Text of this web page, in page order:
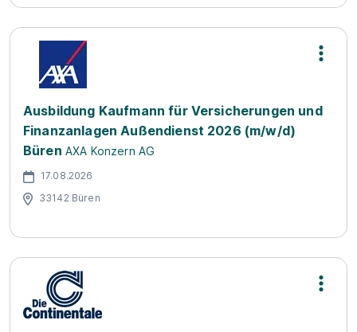
Ausbildung Kaufmann für Versicherungen und
Finanzanlagen Außendienst 2026 (m/w/d)
Büren AXA Konzern AG
17.08.2026
33142 Büren